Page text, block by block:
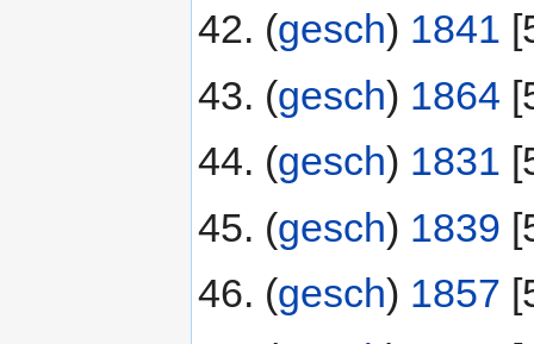
(gesch) ‎ 1841
(gesch) ‎ 1864
(gesch) ‎ 1831
(gesch) ‎ 1839
(gesch) ‎ 1857